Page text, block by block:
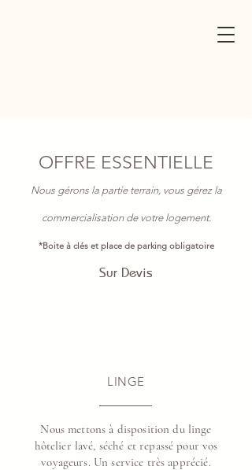
OFFRE ESSENTIELLE
Nous gérons la partie terrain, vous gérez la
commercialisation de votre logement.
*Boite à clés et place de parking obligatoire
Sur Devis
LINGE
Nous mettons à disposition du linge
hôtelier lavé, séché et repassé pour vos
voyageurs. Un service très apprécié.